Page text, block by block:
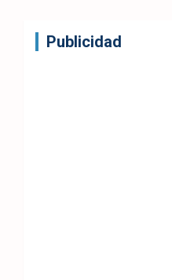
Publicidad